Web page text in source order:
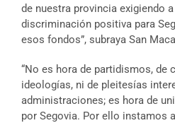
de nuestra provincia exigiendo
discriminación positiva para
esos fondos”, subraya San
“No es hora de partidismos, de
ideologías, ni de pleitesías
administraciones; es hora de
por Segovia. Por ello instamos